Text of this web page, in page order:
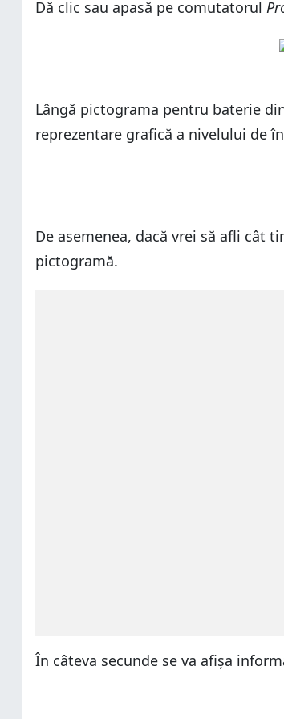
Dă clic sau apasă pe comutatorul
Lângă pictograma pentru baterie
reprezentare grafică a nivelului de
De asemenea, dacă vrei să afli cât
pictogramă.
În câteva secunde se va afișa